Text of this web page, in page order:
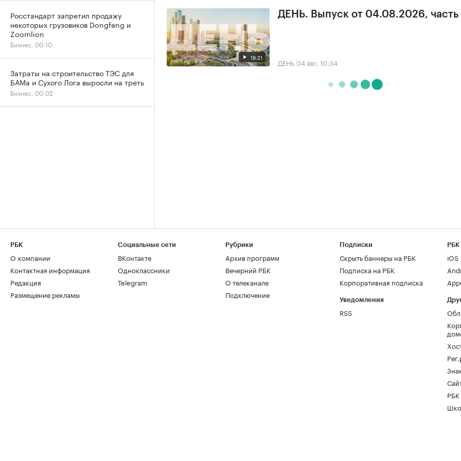
19:21
ДЕНЬ. Выпуск от 04.08.2026, часть
ДЕНЬ 04 авг, 10:34
Росстандарт запретил продажу
некоторых грузовиков Dongfeng и
Zoomlion
Бизнес, 00:10
Затраты на строительство ТЭС для
БАМа и Сухого Лога выросли на треть
Бизнес, 00:02
РБК
О компании
Контактная информация
Редакция
Размещение рекламы
Социальные сети
ВКонтакте
Одноклассники
Telegram
Рубрики
Архив программ
Вечерний РБК
О телеканале
Подключение
Подписки
Скрыть баннеры на РБК
Подписка на РБК
Корпоративная подписка
Уведомления
RSS
РБК
iOS